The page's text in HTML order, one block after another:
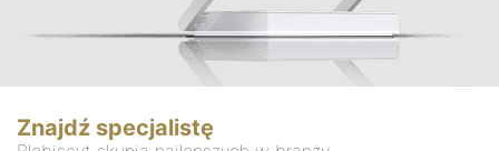
Znajdź specjalistę